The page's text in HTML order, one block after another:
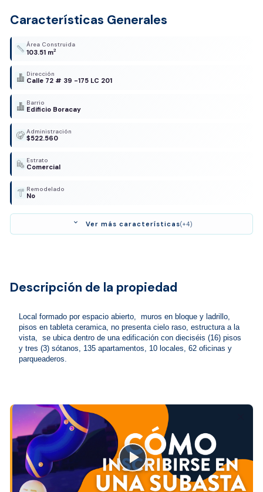
Características Generales
Área Construida
103.51 m2
Dirección
Calle 72 # 39 -175 LC 201
Barrio
Edificio Boracay
Administración
$522.560
Estrato
Comercial
Remodelado
No
expand_more Ver más características(+4)
Descripción de la propiedad
Local formado por espacio abierto,  muros en bloque y ladrillo,
pisos en tableta ceramica, no presenta cielo raso, estructura a la
vista,  se ubica dentro de una edificación con dieciséis (16) pisos
y tres (3) sótanos, 135 apartamentos, 10 locales, 62 oficinas y
parqueaderos.